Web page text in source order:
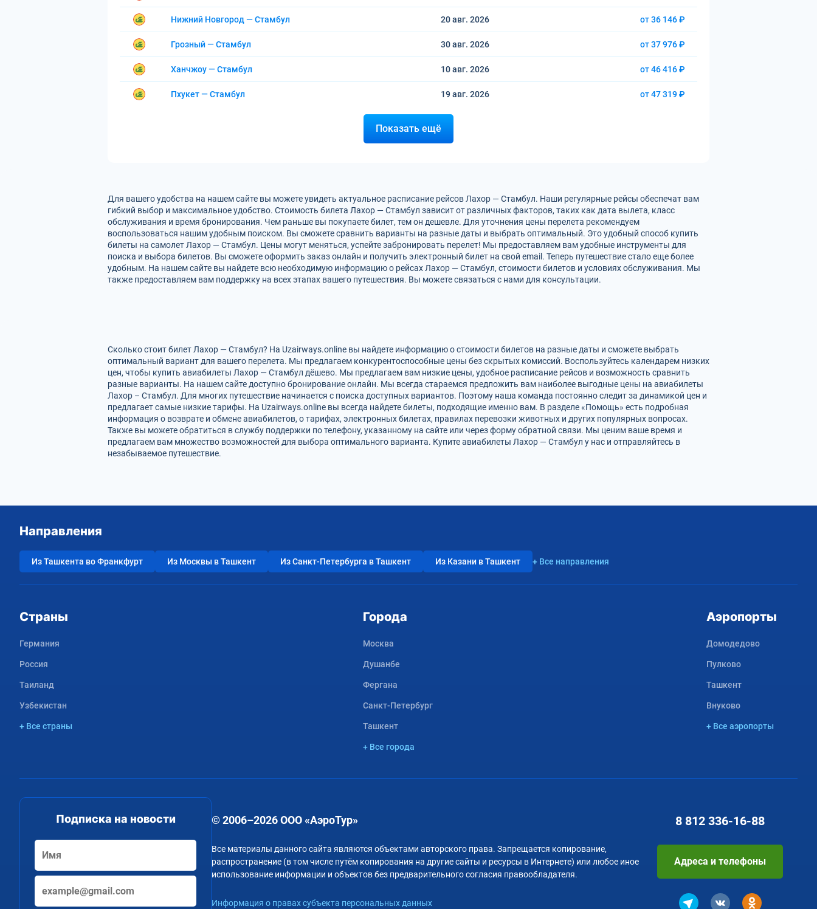
Нижний Новгород — Стамбул 20 авг. 2026 от 36 146 ₽
Грозный — Стамбул 30 авг. 2026 от 37 976 ₽
Ханчжоу — Стамбул 10 авг. 2026 от 46 416 ₽
Пхукет — Стамбул 19 авг. 2026 от 47 319 ₽
Показать ещё
Для вашего удобства на нашем сайте вы можете увидеть актуальное расписание рейсов Лахор — Стамбул. Наши регулярные рейсы обеспечат вам
гибкий выбор и максимальное удобство. Стоимость билета Лахор — Стамбул зависит от различных факторов, таких как дата вылета, класс
обслуживания и время бронирования. Чем раньше вы покупаете билет, тем он дешевле. Для уточнения цены перелета рекомендуем
воспользоваться нашим удобным поиском. Вы сможете сравнить варианты на разные даты и выбрать оптимальный. Это удобный способ купить
билеты на самолет Лахор — Стамбул. Цены могут меняться, успейте забронировать перелет! Мы предоставляем вам удобные инструменты для
поиска и выбора билетов. Вы сможете оформить заказ онлайн и получить электронный билет на свой email. Теперь путешествие стало еще более
удобным. На нашем сайте вы найдете всю необходимую информацию о рейсах Лахор — Стамбул, стоимости билетов и условиях обслуживания. Мы
также предоставляем вам поддержку на всех этапах вашего путешествия. Вы можете связаться с нами для консультации.
Сколько стоит билет Лахор — Стамбул? На Uzairways.online вы найдете информацию о стоимости билетов на разные даты и сможете выбрать
оптимальный вариант для вашего перелета. Мы предлагаем конкурентоспособные цены без скрытых комиссий. Воспользуйтесь календарем низких
цен, чтобы купить авиабилеты Лахор — Стамбул дёшево. Мы предлагаем вам низкие цены, удобное расписание рейсов и возможность сравнить
разные варианты. На нашем сайте доступно бронирование онлайн. Мы всегда стараемся предложить вам наиболее выгодные цены на авиабилеты
Лахор – Стамбул. Для многих путешествие начинается с поиска доступных вариантов. Поэтому наша команда постоянно следит за динамикой цен и
предлагает самые низкие тарифы. На Uzairways.online вы всегда найдете билеты, подходящие именно вам. В разделе «Помощь» есть подробная
информация о возврате и обмене авиабилетов, о тарифах, электронных билетах, правилах перевозки животных и других популярных вопросах.
Также вы можете обратиться в службу поддержки по телефону, указанному на сайте или через форму обратной связи. Мы ценим ваше время и
предлагаем вам множество возможностей для выбора оптимального варианта. Купите авиабилеты Лахор — Стамбул у нас и отправляйтесь в
незабываемое путешествие.
Направления
Из Ташкента во Франкфурт Из Москвы в Ташкент Из Санкт-Петербурга в Ташкент Из Казани в Ташкент + Все направления
Страны
Германия
Россия
Таиланд
Узбекистан
+ Все страны
Города
Москва
Душанбе
Фергана
Санкт-Петербург
Ташкент
+ Все города
Аэропорты
Домодедово
Пулково
Ташкент
Внуково
+ Все аэропорты
Подписка на новости © 2006–2026 ООО «АэроТур»
Все материалы данного сайта являются объектами авторского права. Запрещается копирование,
распространение (в том числе путём копирования на другие сайты и ресурсы в Интернете) или любое иное
использование информации и объектов без предварительного согласия правообладателя.
Информация о правах субъекта персональных данных
8 812 336-16-88
Адреса и телефоны